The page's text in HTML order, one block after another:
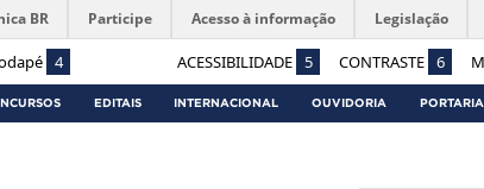
4 ACESSIBILIDADE 5 CONTRASTE 6
BR Participe Acesso à informação Legislação
EDITAIS INTERNACIONAL OUVIDORIA